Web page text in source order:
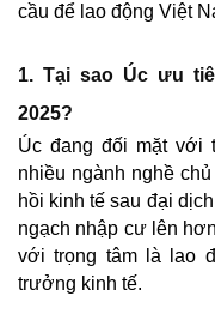
cầu để lao động Việt
1. Tại sao Úc ưu
2025?
Úc đang đối mặt với
nhiều ngành nghề
hồi kinh tế sau đại
ngạch nhập cư lên
với trọng tâm là lao
trưởng kinh tế.